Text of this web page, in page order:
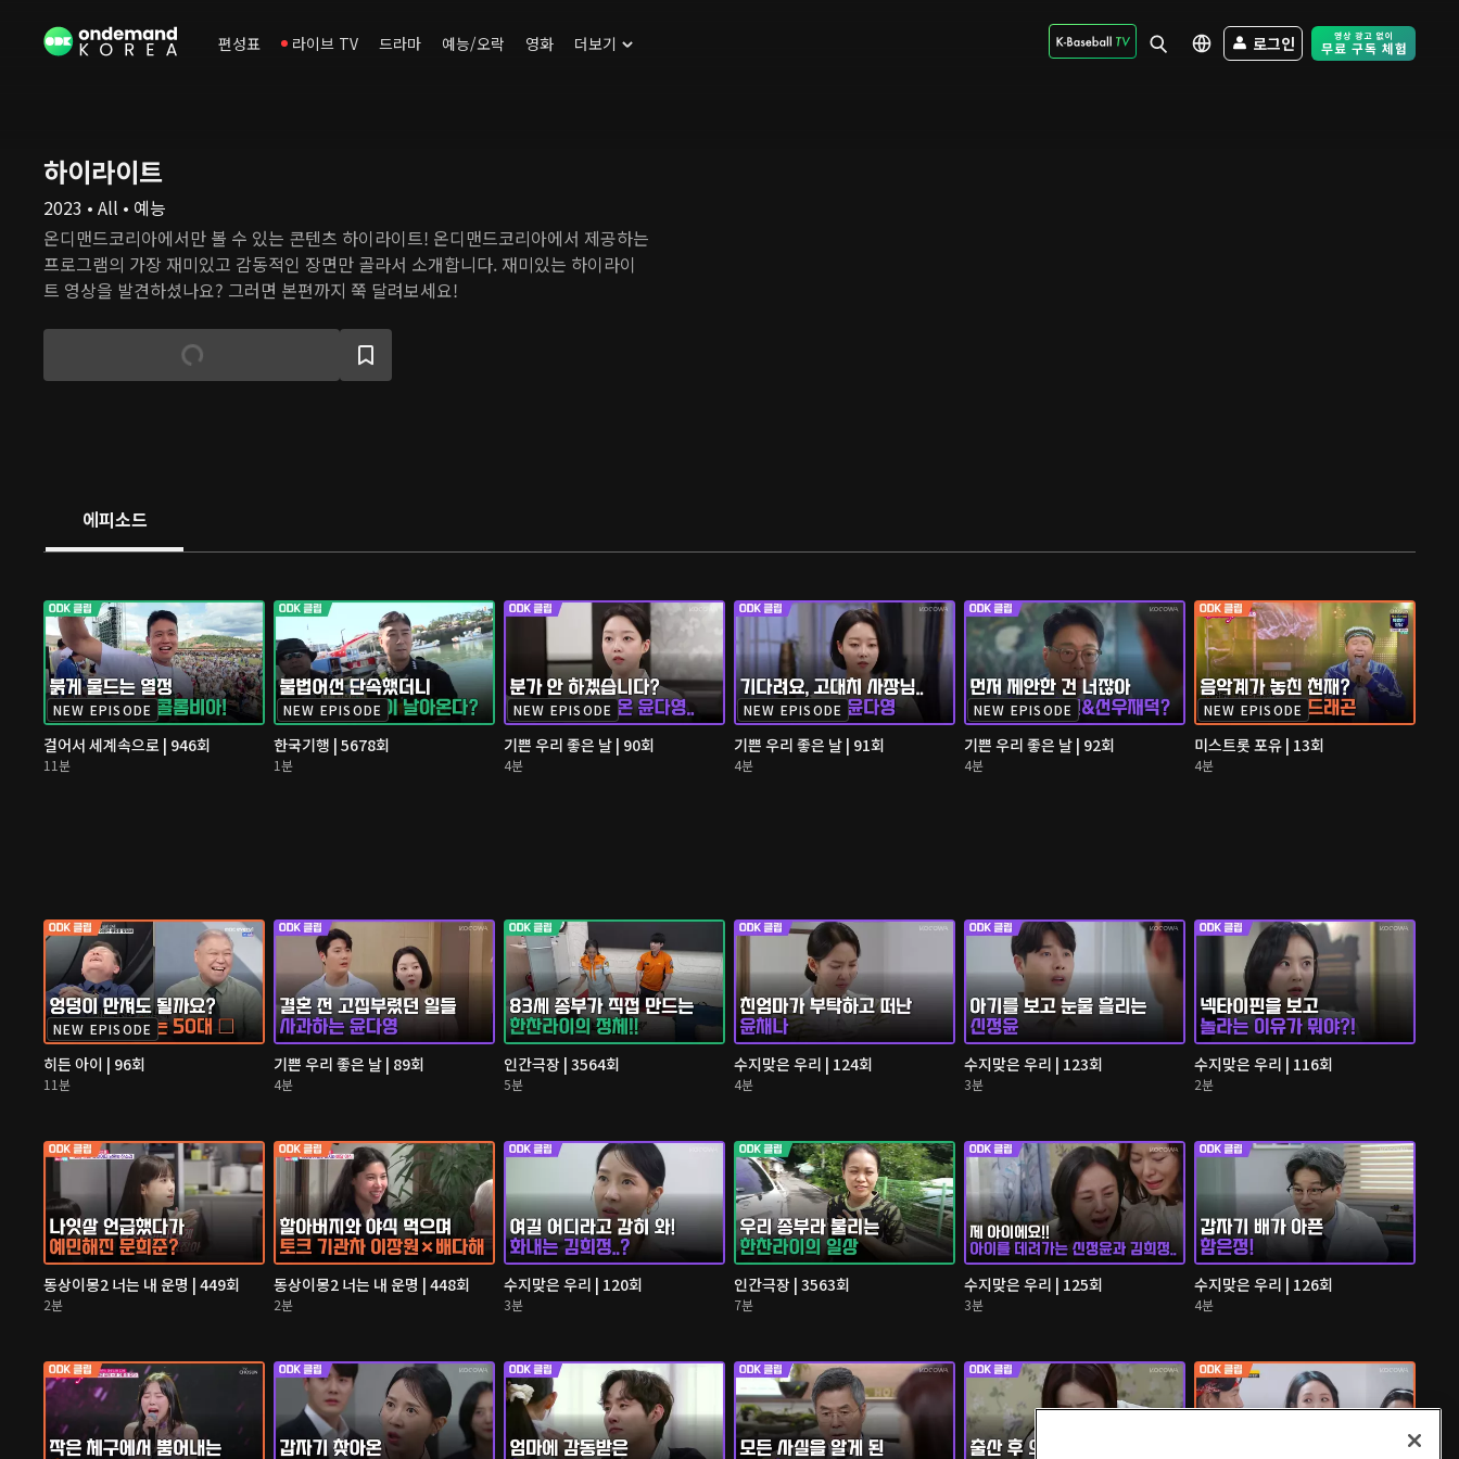
편성표 라이브 TV 드라마 예능/오락 영화 더보기 로그인 Free Trial -
하이라이트
2023 • All • 예능
온디맨드코리아에서만 볼 수 있는 콘텐츠 하이라이트! 온디맨드코리아에서 제공하는
프로그램의 가장 재미있고 감동적인 장면만 골라서 소개합니다. 재미있는 하이라이
트 영상을 발견하셨나요? 그러면 본편까지 쭉 달려보세요!
에피소드
NEW EPISODE
걸어서 세계속으로 | 946회
11분
NEW EPISODE
한국기행 | 5678회
1분
NEW EPISODE
기쁜 우리 좋은 날 | 90회
4분
NEW EPISODE
기쁜 우리 좋은 날 | 91회
4분
NEW EPISODE
기쁜 우리 좋은 날 | 92회
4분
NEW EPISODE
미스트롯 포유 | 13회
4분
NEW EPISODE
히든 아이 | 96회
11분
기쁜 우리 좋은 날 | 89회
4분
인간극장 | 3564회
5분
수지맞은 우리 | 124회
4분
수지맞은 우리 | 123회
3분
수지맞은 우리 | 116회
2분
동상이몽2 너는 내 운명 | 449회
2분
동상이몽2 너는 내 운명 | 448회
2분
수지맞은 우리 | 120회
3분
인간극장 | 3563회
7분
수지맞은 우리 | 125회
3분
수지맞은 우리 | 126회
4분